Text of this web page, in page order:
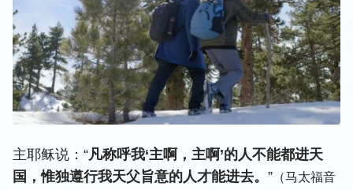
主耶稣说：“凡称呼我‘主啊，主啊’的人不能都进天
国，惟独遵行我天父旨意的人才能进去。 ” （马太福音